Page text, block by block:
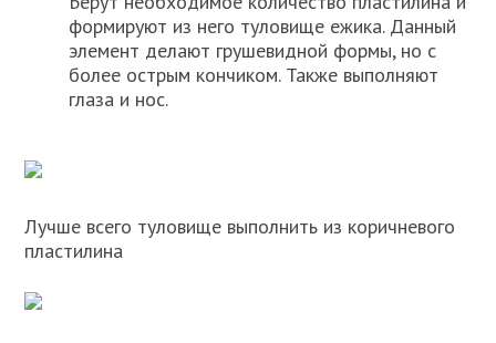
формируют из него туловище ежика. Данный
элемент делают грушевидной формы, но с
более острым кончиком. Также выполняют
глаза и нос.
Лучше всего туловище выполнить из коричневого
пластилина